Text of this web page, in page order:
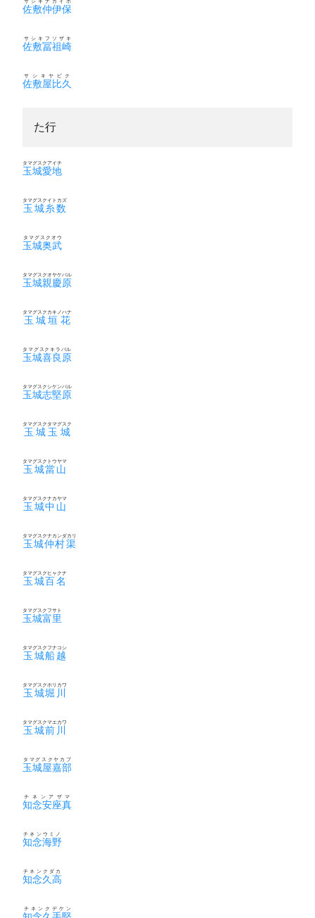
佐敷仲伊保
佐敷冨祖崎
サシキフソザキ
佐敷屋比久
サシキヤビク
た行
玉城愛地
タマグスクアイチ
玉城糸数
タマグスクイトカズ
玉城奥武
タマグスクオウ
玉城親慶原
タマグスクオヤケバル
玉城垣花
タマグスクカキノハナ
玉城喜良原
タマグスクキラバル
玉城志堅原
タマグスクシケンバル
玉城玉城
タマグスクタマグスク
玉城當山
タマグスクトウヤマ
玉城中山
タマグスクナカヤマ
玉城仲村渠
タマグスクナカンダカリ
玉城百名
タマグスクヒャクナ
玉城富里
タマグスクフサト
玉城船越
タマグスクフナコシ
玉城堀川
タマグスクホリカワ
玉城前川
タマグスクマエカワ
玉城屋嘉部
タマグスクヤカブ
知念安座真
チネンアザマ
知念海野
チネンウミノ
知念久高
チネンクダカ
チネンクデケン